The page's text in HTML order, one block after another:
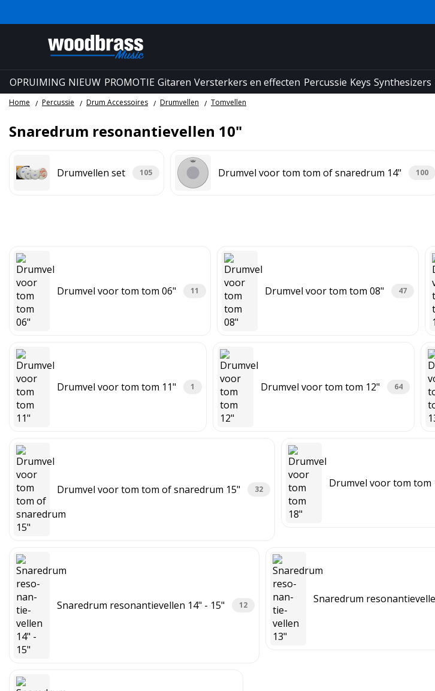
OPRUIMING NIEUW PROMOTIE Gitaren Versterkers en effecten Percussie Keys Synthesizers
Home Percussie Drum Accessoires Drumvellen Tomvellen
Snaredrum reso­nan­tie­vellen 10"
Drumvellen set 105 Drumvel voor tom tom of snaredrum 14" 100
Drumvel voor tom tom 06" 11 Drumvel voor tom tom 08" 47
Drumvel voor tom tom 11" 1 Drumvel voor tom tom 12" 64
Drumvel voor tom tom of snaredrum 15" 32 Drumvel voor tom tom
Snaredrum reso­nan­tie­vellen 14" - 15" 12 Snaredrum